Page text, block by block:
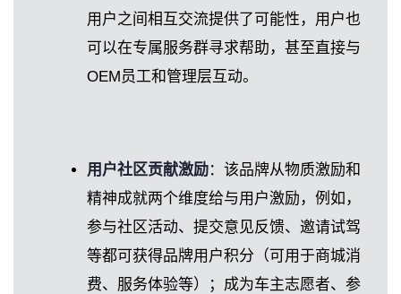
用户之间相互交流提供了可能性，用户也
可以在专属服务群寻求帮助，甚至直接与
OEM员工和管理层互动。
用户社区贡献激励：该品牌从物质激励和
精神成就两个维度给与用户激励，例如，
参与社区活动、提交意见反馈、邀请试驾
等都可获得品牌用户积分（可用于商城消
费、服务体验等）；成为车主志愿者、参